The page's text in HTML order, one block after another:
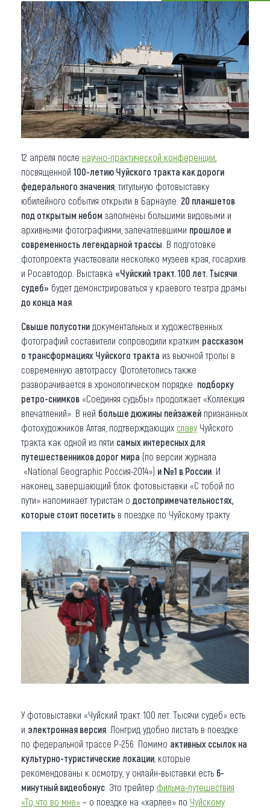
Что привезти (сувениры)
О регионе
Коллекция впечатлений
Другие рубрики
12 апреля после научно-практической конференции
посвященной 100-летию Чуйского тракта как дороги
федерального значения , титульную фотовыставку
юбилейного события открыли в Барнауле. 20 планшетов
под открытым небом заполнены большими видовыми и
архивными фотографиями, запечатлевшими прошлое и
современность легендарной трассы . В подготовке
фотопроекта участвовали несколько музеев края, госархив
и Росавтодор. Выставка «Чуйский тракт. 100 лет. Тысячи
судеб» будет демонстрироваться у краевого театра драмы
до конца мая
Свыше полусотни документальных и художественных
фотографий составители сопроводили кратким рассказом
о трансформациях Чуйского тракта из вьючной тропы в
современную автотрассу. Фотолетопись также
разворачивается в хронологическом порядке: подборку
ретро-снимков «Соединяя судьбы» продолжает «Коллекция
впечатлений». В ней больше дюжины пейзажей признанных
фотохудожников Алтая, подтверждающих славу Чуйского
тракта как одной из пяти самых интересных для
путешественников дорог мира (по версии журнала
«National Geographic Россия-2014») и №1 в России . И
наконец, завершающий блок фотовыставки «С тобой по
пути» напоминает туристам о достопримечательностях,
которые стоит посетить в поездке по Чуйскому тракту.
У фотовыставки «Чуйский тракт. 100 лет. Тысячи судеб» есть
и электронная версия . Лонгрид удобно листать в поездке
по федеральной трассе Р-256. Помимо активных ссылок на
культурно-туристические локации , которые
рекомендованы к осмотру, у онлайн-выставки есть 6-
минутный видеобонус . Это трейлер фильма-путешествия
«То, что во мне» – о поездке на «харлее» по Чуйскому